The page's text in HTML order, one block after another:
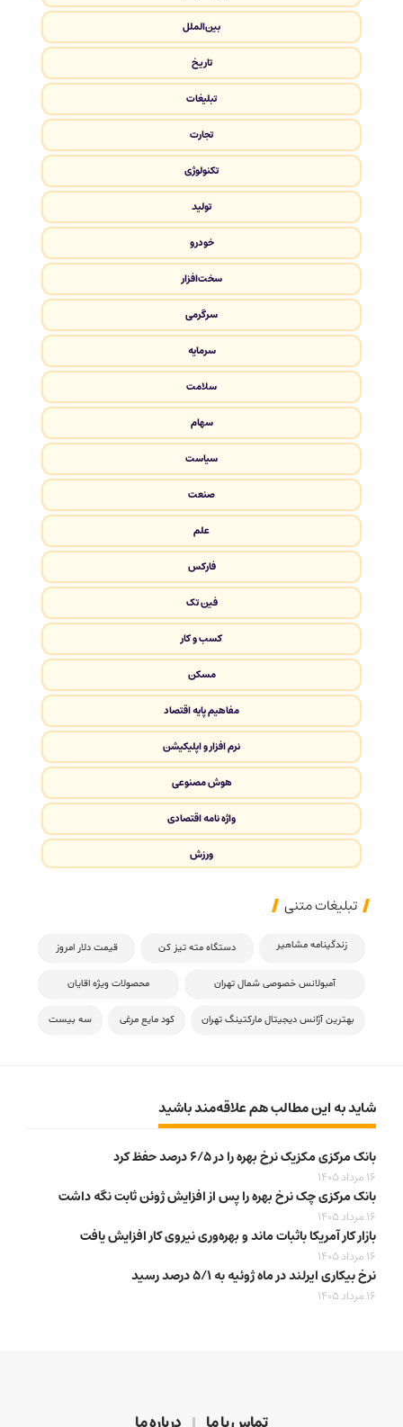
بین‌الملل
تاریخ
تبلیغات
تجارت
تکنولوژی
تولید
خودرو
سخت‌افزار
سرگرمی
سرمایه
سلامت
سهام
سیاست
صنعت
علم
فارکس
فین تک
کسب و کار
مسکن
مفاهیم پایه اقتصاد
نرم افزار و اپلیکیشن
هوش مصنوعی
واژه نامه اقتصادی
ورزش
تبلیغات متنی
زندگینامه مشاهیر دستگاه مته تیز کن قیمت دلار امروز
آمبولانس خصوصی شمال تهران محصولات ویژه اقایان
بهترین آژانس دیجیتال مارکتینگ تهران کود مایع مرغی سه بیست
شاید به این مطالب هم علاقه‌مند باشید
بانک مرکزی مکزیک نرخ بهره را در ۶/۵ درصد حفظ کرد
16 مرداد 1405
بانک مرکزی چک نرخ بهره را پس از افزایش ژوئن ثابت نگه داشت
16 مرداد 1405
بازار کار آمریکا باثبات ماند و بهره‌وری نیروی کار افزایش یافت
16 مرداد 1405
نرخ بیکاری ایرلند در ماه ژوئیه به ۵/۱ درصد رسید
16 مرداد 1405